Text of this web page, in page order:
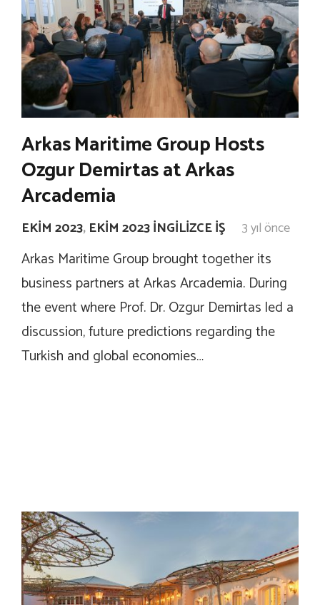
Arkas Maritime Group Hosts
Ozgur Demirtas at Arkas
Arcademia
EKIM 2023, EKIM 2023 İNGILIZCE İŞ 3 yıl önce
Arkas Maritime Group brought together its
business partners at Arkas Arcademia. During
the event where Prof. Dr. Ozgur Demirtas led a
discussion, future predictions regarding the
Turkish and global economies…